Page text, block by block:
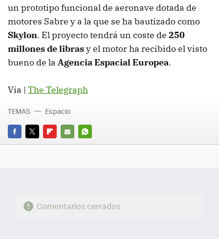
un prototipo funcional de aeronave dotada de
motores Sabre y a la que se ha bautizado como
Skylon. El proyecto tendrá un coste de 250
millones de librasy el motor ha recibido el visto
bueno de la Agencia Espacial Europea.
Vía | The Telegraph
FACEBOOK
TWITTERFLIPBOARD
E-
WHATSAPP
TEMAS Espacio
Comentarios cerrados